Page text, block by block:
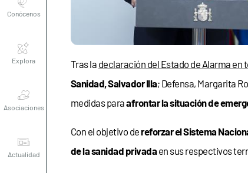
Tras la declaración del Estado de Alarma en
Sanidad, Salvador Illa; Defensa, Margarita
medidas paraafrontar la situación de
Con el objetivo dereforzar el Sistema
de la sanidad privada en sus respectivos